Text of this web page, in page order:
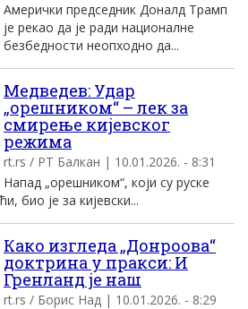
Амерички председник Доналд Трамп
је рекао да је ради националне
безбедности неопходно да...
Медведев: Удар
„орешником“ – лек за
смирење кијевског
режима
rt.rs / РТ Балкан | 10.01.2026. - 8:31
Напад „орешником“, који су руске
био је за кијевски...
Како изгледа „Донроова“
доктрина у пракси: И
Гренланд је наш
rt.rs / Борис Над | 10.01.2026. - 8:29